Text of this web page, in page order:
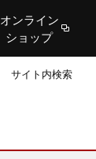
オンライン
ショップ
サイト内検索